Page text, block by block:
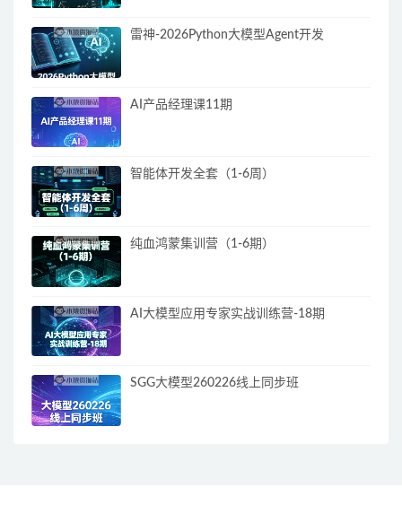
雷神-2026Python大模型Agent开发
AI产品经理课11期
智能体开发全套（1-6周）
纯血鸿蒙集训营（1-6期）
AI大模型应用专家实战训练营-18期
SGG大模型260226线上同步班